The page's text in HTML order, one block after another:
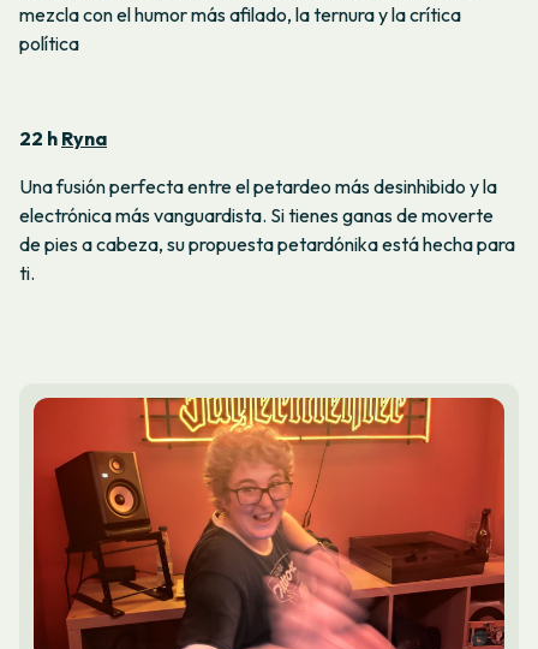
mezcla con el humor más afilado, la ternura y la crítica
política
22 h Ryna
Una fusión perfecta entre elpetardeo más desinhibido y la
electrónica más vanguardista. Si tienes ganas de moverte
de pies a cabeza, su propuestapetardónikaestá hecha para
ti.